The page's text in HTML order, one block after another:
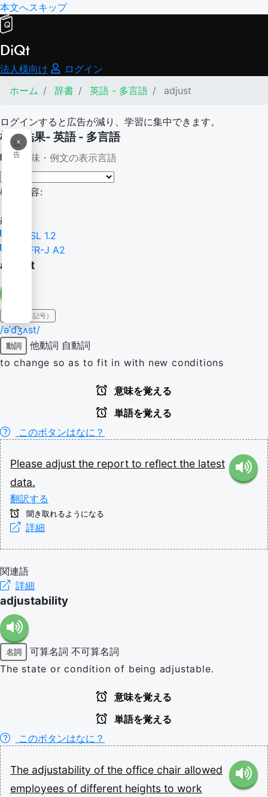
本文へスキップ
DiQt
法人様向け
ログイン
ホーム
辞書 英語 - 多言語 adjust
ログインすると広告が減り、学習に集中できます。
×
広
告
検索結果- 英語 - 多言語
意味・例文の表示言語
検索内容:
adjust
NGSL 1.2
CEFR-J A2
adjust
IPA（発音記号）
/əˈd͡ʒʌst/
動詞 他動詞 自動詞
to change so as to fit in with new conditions
意味を覚える
単語を覚える
このボタンはなに？
Please adjust the report to reflect the latest
data.
翻訳する
聞き取れるようになる
詳細
関連語
詳細
adjustability
名詞 可算名詞 不可算名詞
The state or condition of being adjustable.
意味を覚える
単語を覚える
このボタンはなに？
The adjustability of the office chair allowed
employees of different heights to work